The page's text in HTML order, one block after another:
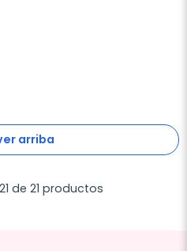
arriba
de 21 productos